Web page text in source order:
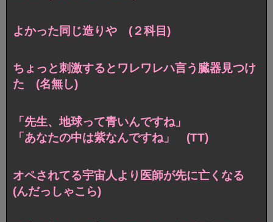
よかった同じ造りや (２科目)
ちょっと刺激するとワレワレハ言う臓器見つけ
た (名無し)
「先生、地球って青いんですね」
「あなたの中は紫なんですね」 (TT)
オペされてる宇宙人より医師が先に亡くなる
(んだっしゃこら)